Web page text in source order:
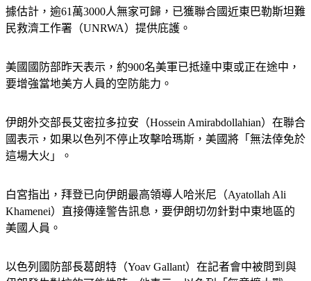
據估計，逾61萬3000人無家可歸，已獲聯合國近東巴勒斯坦難
民救濟工作署（UNRWA）提供庇護。
美國國防部昨天表示，約900名美軍已抵達中東或正在途中，
要增強當地美方人員的空防能力。
伊朗外交部長艾密拉多拉安（Hossein Amirabdollahian）在聯合
國表示，如果以色列不停止攻擊哈瑪斯，美國將「無法倖免於
這場大火」。
白宮指出，拜登已向伊朗最高領導人哈米尼（Ayatollah Ali
Khamenei）直接傳達警告訊息，要伊朗切勿針對中東地區的
美國人員。
以色列國防部長葛朗特（Yoav Gallant）在記者會中被問到與